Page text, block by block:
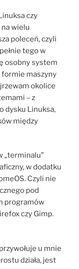
czy
wielu
poleceń, czyli
tego w
osobny system
formie maszyny
okolice
– z
dysku Linuksa,
między
„terminalu”
w dodatku
Czyli nie
pod
programów
czy Gimp.
u mnie
działa, jest